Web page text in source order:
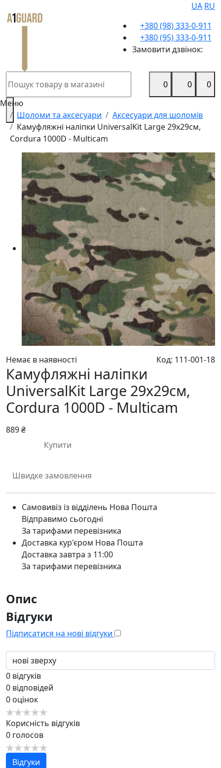
UA RU
+380 (98) 333-0-911
+380 (95) 333-0-911
Замовити дзвінок:
0 0
0
Меню
Шоломи та аксесуари
Аксесуари для шоломів
Камуфляжні наліпки UniversalKit Large 29x29см,
Cordura 1000D - Multicam
Немає в наявності Код: 111-001-18
Камуфляжні наліпки
UniversalKit Large 29x29см,
Cordura 1000D - Multicam
889 ₴
Купити
Швидке замовлення
Самовивіз із відділень Нова Пошта
Відправимо сьогодні
За тарифами перевізника
Доставка кур'єром Нова Пошта
Доставка завтра з 11:00
За тарифами перевізника
Опис
Відгуки
Підписатися на нові відгуки
0 відгуків
0 відповідей
0 оцінок
Корисність відгуків
0 голосов
Відгуки